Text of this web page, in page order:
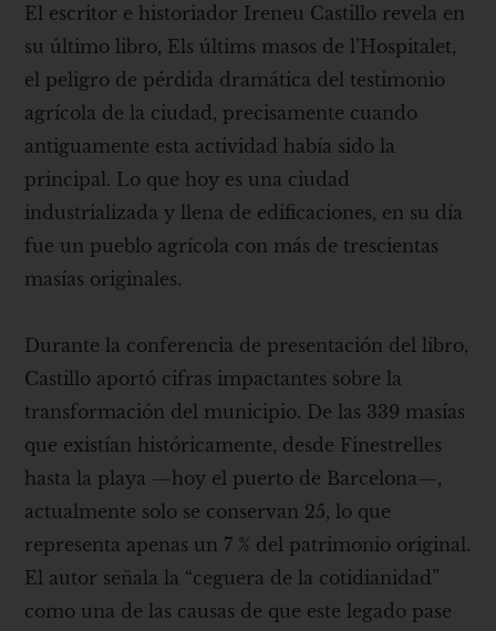
El escritor e historiador Ireneu Castillo revela en
su último libro, Els últims masos de l’Hospitalet,
el peligro de pérdida dramática del testimonio
agrícola de la ciudad, precisamente cuando
antiguamente esta actividad había sido la
principal. Lo que hoy es una ciudad
industrializada y llena de edificaciones, en su día
fue un pueblo agrícola con más de trescientas
masías originales.
Durante la conferencia de presentación del libro,
Castillo aportó cifras impactantes sobre la
transformación del municipio. De las 339 masías
que existían históricamente, desde Finestrelles
hasta la playa —hoy el puerto de Barcelona—,
actualmente solo se conservan 25, lo que
representa apenas un 7 % del patrimonio original.
El autor señala la “ceguera de la cotidianidad”
como una de las causas de que este legado pase